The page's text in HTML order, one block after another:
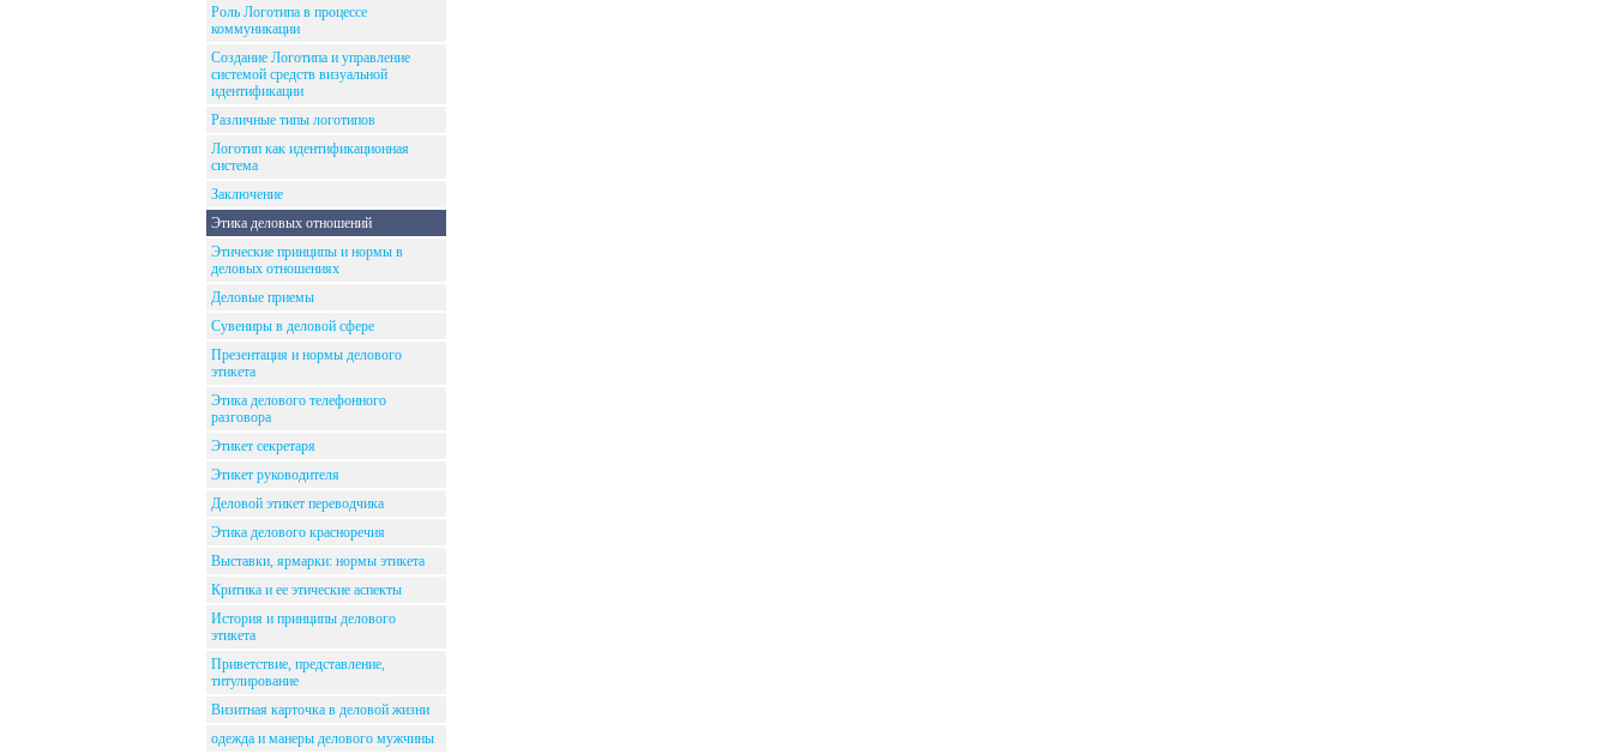
Роль Логотипа в процессе
коммуникации
Создание Логотипа и управление
системой средств визуальной
идентификации
Различные типы логотипов
Логотип как идентификационная
система
Заключение
Этика деловых отношений
Этические принципы и нормы в
деловых отношениях
Деловые приемы
Сувениры в деловой сфере
Презентация и нормы делового
этикета
Этика делового телефонного
разговора
Этикет секретаря
Этикет руководителя
Деловой этикет переводчика
Этика делового красноречия
Выставки, ярмарки: нормы этикета
Критика и ее этические аспекты
История и принципы делового
этикета
Приветствие, представление,
титулирование
Визитная карточка в деловой жизни
одежда и манеры делового мужчины